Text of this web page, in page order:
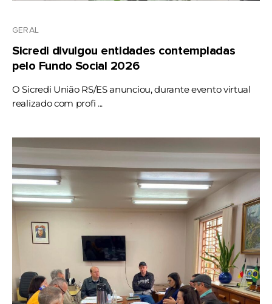
GERAL
Sicredi divulgou entidades contempladas
pelo Fundo Social 2026
O Sicredi União RS/ES anunciou, durante evento virtual
realizado com profi ...